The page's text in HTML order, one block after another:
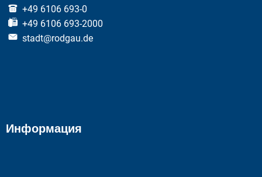
+49 6106 693-0
+49 6106 693-2000
stadt@rodgau.de
Информация